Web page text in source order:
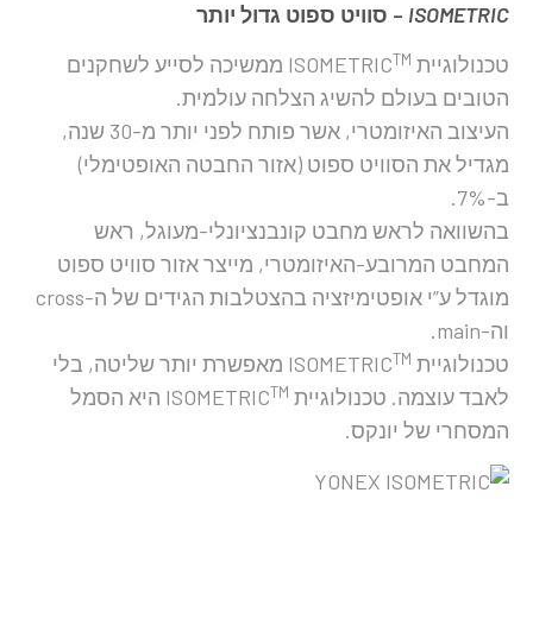
ISOMETRIC – סוויט ספוט גדול יותר
טכנולוגיית ISOMETRIC TM
ממשיכה לסייע לשחקנים
הטובים בעולם להשיג הצלחה עולמית.
העיצוב האיזומטרי, אשר פותח לפני יותר מ-30 שנה,
מגדיל את הסוויט ספוט (אזור החבטה האופטימלי)
ב-7%.
בהשוואה לראש מחבט קונבנציונלי-מעוגל, ראש
המחבט המרובע-האיזומטרי, מייצר אזור סוויט ספוט
מוגדל ע”י אופטימיזציה בהצטלבות הגידים של ה-cross
וה-main.
טכנולוגיית ISOMETRIC TM
מאפשרת יותר שליטה, בלי
לאבד עוצמה. טכנולוגיית ISOMETRIC TM
היא הסמל
המסחרי של יונקס.